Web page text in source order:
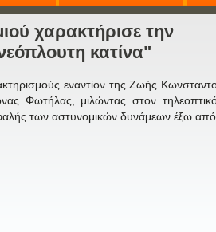
χαρακτήρισε την
κατίνα"
εναντίον της Ζωής
Φωτήλας, μιλώντας στον
των αστυνομικών δυνάμεων έξω